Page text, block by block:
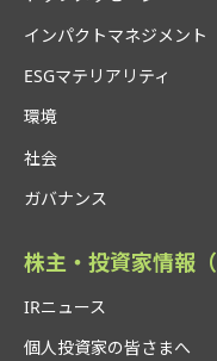
インパクトマネジメント
ESGマテリアリティ
環境
社会
ガバナンス
株主・投資家情報（
IRニュース
個人投資家の皆さまへ